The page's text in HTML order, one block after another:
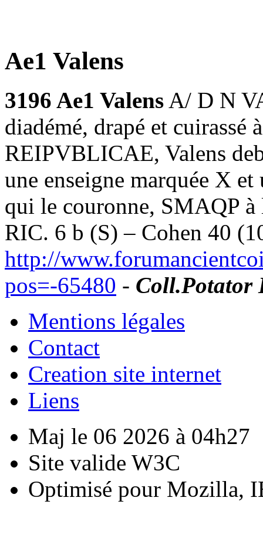
Ae1 Valens
3196 Ae1 Valens A/ D N
diadémé, drapé et
REIPVBLICAE, Valens
une enseigne marquée X
qui le couronne, SMAQP
RIC. 6 b (S) – Cohen 40
http://
pos=-65480 - Coll.Potator
Mentions légales
Contact
Creation site internet
Liens
Maj le 06 2026 à 04h27
Site valide W3C
Optimisé pour Mozilla,